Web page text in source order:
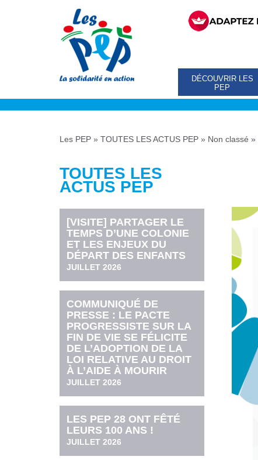
DÉCOUVRIR LES
PEP
Les PEP » TOUTES LES ACTUS PEP » Non classé »
TOUTES LES
ACTUS PEP
[VISITE] PARTAGER LE
TEMPS D’UNE COLONIE
ET LES ENJEUX DU
DÉPART DES ENFANTS
JUILLET 2026
COMMUNIQUÉ DE
PRESSE : LE PACTE
PROGRESSISTE SUR LA
FIN DE VIE SE FÉLICITE
DE L’ADOPTION DE LA
LOI RELATIVE AU DROIT
À L’AIDE À MOURIR
JUILLET 2026
LES PEP 28 ONT FÊTÉ
LEURS 100 ANS !
JUILLET 2026